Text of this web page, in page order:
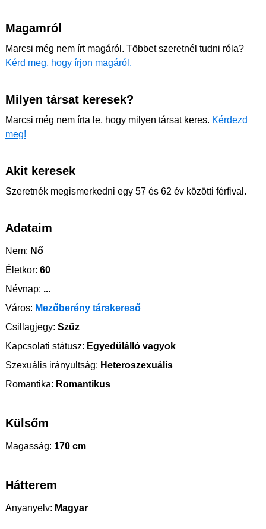
Magamról
Marcsi még nem írt magáról. Többet szeretnél tudni róla?
Kérd meg, hogy írjon magáról.
Milyen társat keresek?
Marcsi még nem írta le, hogy milyen társat keres. Kérdezd
meg!
Akit keresek
Szeretnék megismerkedni egy 57 és 62 év közötti férfival.
Adataim
Nem: Nő
Életkor: 60
Névnap: ...
Város: Mezőberény társkereső
Csillagjegy: Szűz
Kapcsolati státusz: Egyedülálló vagyok
Szexuális irányultság: Heteroszexuális
Romantika: Romantikus
Külsőm
Magasság: 170 cm
Hátterem
Anyanyelv: Magyar